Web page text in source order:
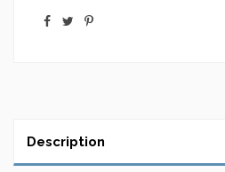
Description